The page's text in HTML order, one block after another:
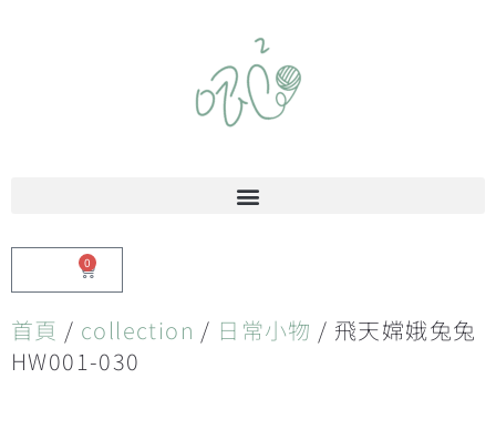
0
首頁 / collection / 日常小物 / 飛天嫦娥兔兔
HW001-030